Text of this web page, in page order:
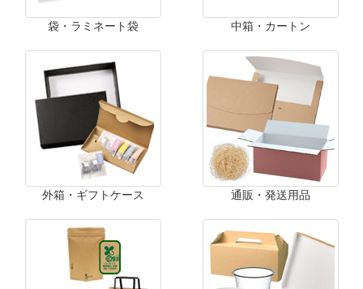
袋・ラミネート袋 中箱・カートン
外箱・ギフトケース 通販・発送用品